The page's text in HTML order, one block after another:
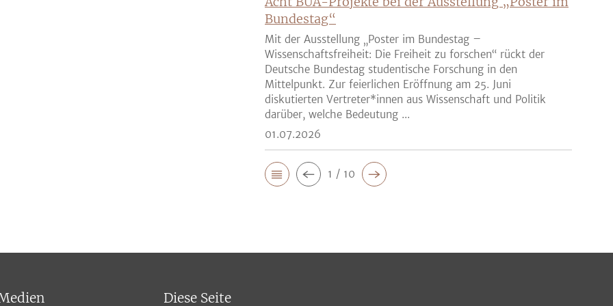
Bundestag“
Mit der Ausstellung „Poster im Bundestag –
Wissenschaftsfreiheit: Die Freiheit zu forschen“ rückt der
Deutsche Bundestag studentische Forschung in den
Mittelpunkt. Zur feierlichen Eröffnung am 25. Juni
diskutierten Vertreter*innen aus Wissenschaft und Politik
darüber, welche Bedeutung ...
01.07.2026
1 / 10
Diese Seite